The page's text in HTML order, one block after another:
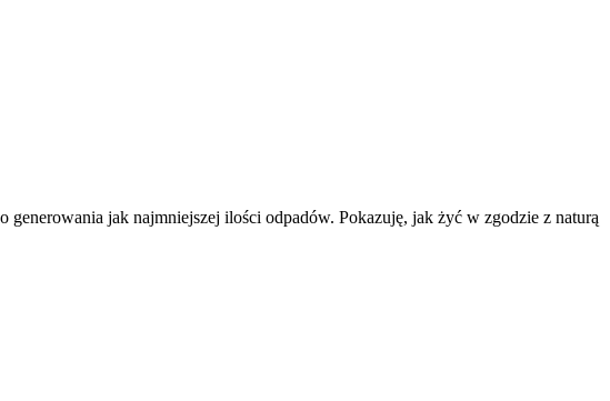
jak najmniejszej ilości odpadów. Pokazuję, jak żyć w zgodzie z naturą